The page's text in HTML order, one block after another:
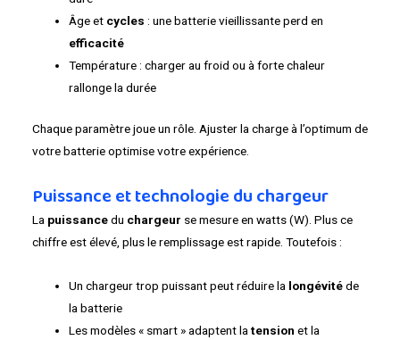
Âge et cycles : une batterie vieillissante perd en
efficacité
Température : charger au froid ou à forte chaleur
rallonge la durée
Chaque paramètre joue un rôle. Ajuster la charge à l’optimum de
votre batterie optimise votre expérience.
Puissance et technologie du chargeur
La puissancedu chargeur se mesure en watts (W). Plus ce
chiffre est élevé, plus le remplissage est rapide. Toutefois :
Un chargeur trop puissant peut réduire la longévitéde
la batterie
Les modèles « smart » adaptent la tension et la